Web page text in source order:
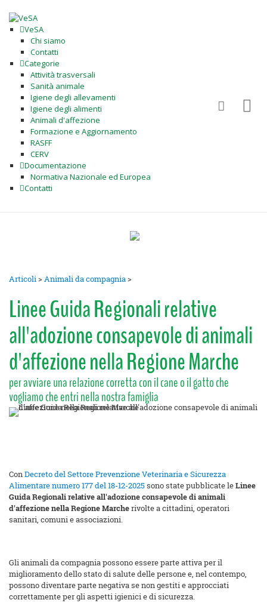
VeSA
Chi siamo
Contatti
Categorie
Attività trasversali
Sanità animale
Igiene degli allevamenti
Igiene degli alimenti
Animali d'affezione
Formazione e Aggiornamento
RASFF
CERV
Documentazione
Normativa Nazionale ed Europea
Contatti
Articoli>Animali da compagnia>
Linee Guida Regionali relative
all'adozione consapevole di animali
d'affezione nella Regione Marche
per avviare una relazione corretta con il cane o il gatto che
vogliamo che entri nella nostra famiglia
ConDecreto del Settore Prevenzione Veterinaria e Sicurezza
Alimentare numero 177 del 18-12-2025sono state pubblicate leLinee
Guida Regionali relative all'adozione consapevole di animali
d'affezione nella Regione Marcherivolte a cittadini, operatori
sanitari, comuni e associazioni.
Gli animali da compagnia possono essere parte attiva per il
miglioramento dello stato di salute delle persone e, nel contempo,
possono diventare parte negativa se non gestiti e approcciati
correttamente per gli aspetti igienici e di sicurezza.